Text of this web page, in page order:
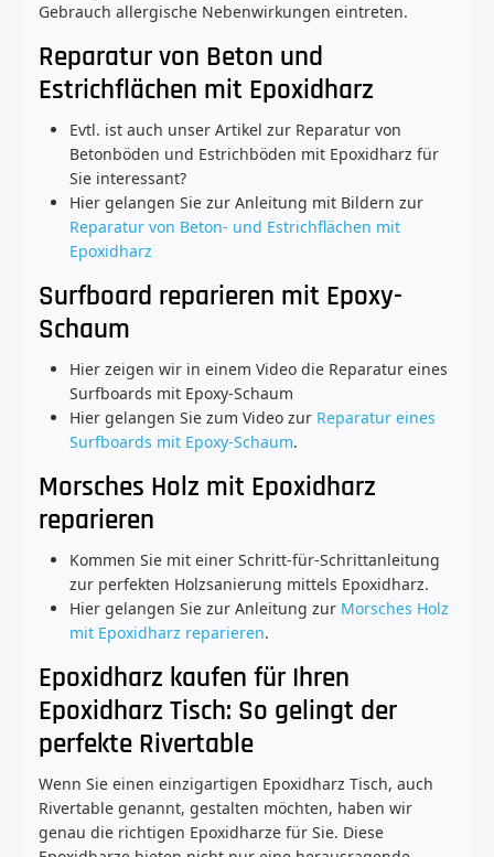
Gebrauch allergische Nebenwirkungen eintreten.
Reparatur von Beton und
Estrichflächen mit Epoxidharz
Evtl. ist auch unser Artikel zur Reparatur von
Betonböden und Estrichböden mit Epoxidharz für
Sie interessant?
Hier gelangen Sie zur Anleitung mit Bildern zur
Reparatur von Beton- und Estrichflächen mit
Epoxidharz
Surfboard reparieren mit Epoxy-
Schaum
Hier zeigen wir in einem Video die Reparatur eines
Surfboards mit Epoxy-Schaum
Hier gelangen Sie zum Video zur Reparatur eines
Surfboards mit Epoxy-Schaum.
Morsches Holz mit Epoxidharz
reparieren
Kommen Sie mit einer Schritt-für-Schrittanleitung
zur perfekten Holzsanierung mittels Epoxidharz.
Hier gelangen Sie zur Anleitung zur Morsches Holz
mit Epoxidharz reparieren.
Epoxidharz kaufen für Ihren
Epoxidharz Tisch: So gelingt der
perfekte Rivertable
Wenn Sie einen einzigartigen Epoxidharz Tisch, auch
Rivertable genannt, gestalten möchten, haben wir
genau die richtigen Epoxidharze für Sie. Diese